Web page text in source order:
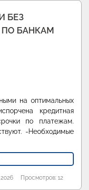
БЕЗ
БАНКАМ
на оптимальных
кредитная
по платежам.
-Необходимые
Просмотров: 12